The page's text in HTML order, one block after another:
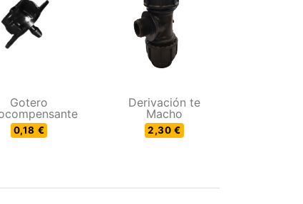
Gotero
0,18 €
Derivación te
Macho
2,30 €